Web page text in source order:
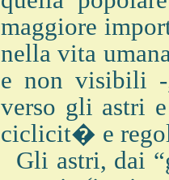
maggiore
nella vita
e non visibili -,
verso gli astri
ciclicit� e
Gli astri, dai